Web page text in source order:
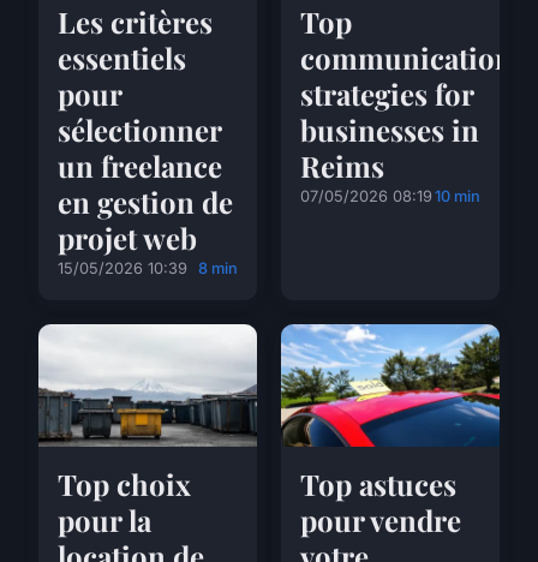
Les critères
essentiels
pour
sélectionner
un freelance
en gestion de
projet web
15/05/2026 10:39 8 min
Top
communications
strategies for
businesses in
Reims
07/05/2026 08:19 10 min
Top choix
pour la
Top astuces
pour vendre